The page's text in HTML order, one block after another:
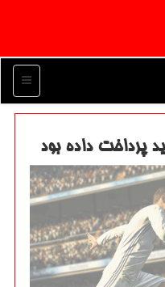
منو
پرداخت داده بود